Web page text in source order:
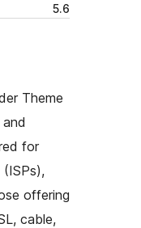
5.6
Theme
for
offering
cable,